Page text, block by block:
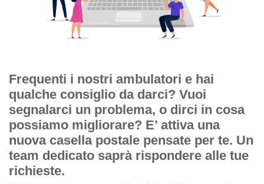
Frequenti i nostri ambulatori e hai
qualche consiglio da darci? Vuoi
segnalarci un problema, o dirci in cosa
possiamo migliorare? E’ attiva una
nuova casella postale pensate per te. Un
team dedicato saprà rispondere alle tue
richieste.